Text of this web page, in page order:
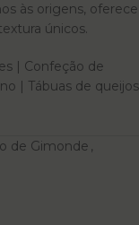
às origens, oferece
únicos.
| Confeção de
| Tábuas de queijos
de Gimonde ,